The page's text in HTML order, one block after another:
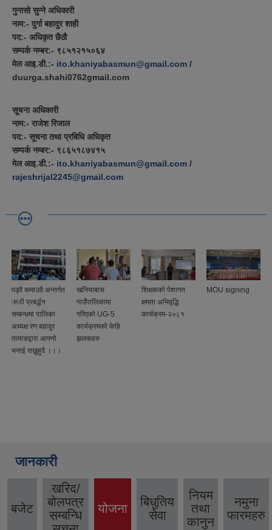
गुनासो सुन्ने अधिकारी
नाम:- दुर्गा बहादुर शाही
पद:- अधिकृत छैठौ
सम्पर्क नम्बर:- ९८५१२१५०६४
मेल आइ.डी.:- ito.khaniyabasmun@gmail.com /
duurga.shahi0762gmail.com
सूचना अधिकारी
नाम:- राजेश रिजाल
पद:- सूचना तथा प्रबिधि अधिकृत
सम्पर्क नम्बर:- ९८६५१८७४१५
मेल आइ.डी.:- ito.khaniyabasmun@gmail.com /
rajeshrijal2245@gmail.com
पढ्दै कमाउदै अन्तर्गत
कफी प्रबर्द्धन
सम्बन्धमा पालिका
अध्यक्ष रण बहादुर
तामाङद्वारा आफ्नो
भनाई राख्नुहुदै ।।।
खनियाबास
गाउँपालिकामा
गरिएको UG-5
कार्यक्रमको केहि
झलकहरु
शिक्षकको पेशागत
क्षमता अभिवृद्धि
कार्यक्रम-२०८१
MOU signing
जानकारी
बजेट
खरिद/
बोलपत्र
सम्बन्धि
योजना
(active
बिधुतिय
सेवा
नियम
तथा
कानुन
नमुना
फारमहरु